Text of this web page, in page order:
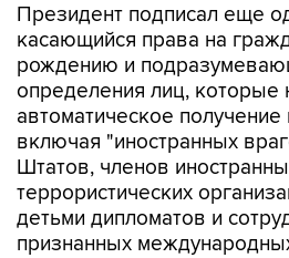
Президент подписал еще
касающийся права на
рождению и
определения лиц, которые
автоматическое получение
включая "иностранных
Штатов, членов
террористических
детьми дипломатов и
признанных